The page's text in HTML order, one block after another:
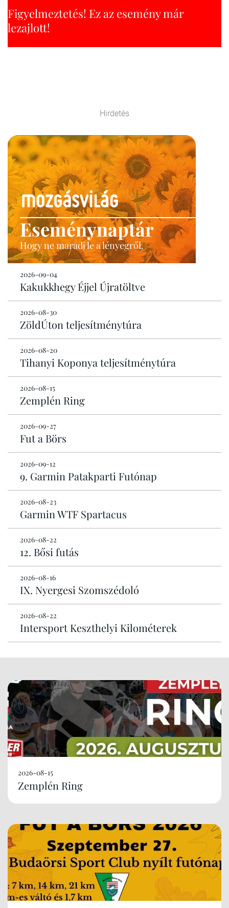
Figyelmeztetés! Ez az esemény már
lezajlott!
Hirdetés
Eseménynaptár
Hogy ne maradj le a lényegről.
2026-09-04
Kakukkhegy Éjjel Újratöltve
2026-08-30
ZöldÚton teljesítménytúra
2026-08-20
Tihanyi Koponya teljesítménytúra
2026-08-15
Zemplén Ring
2026-09-27
Fut a Börs
2026-09-12
9. Garmin Patakparti Futónap
2026-08-23
Garmin WTF Spartacus
2026-08-22
12. Bősi futás
2026-08-16
IX. Nyergesi Szomszédoló
2026-08-22
Intersport Keszthelyi Kilométerek
2026-08-15
Zemplén Ring